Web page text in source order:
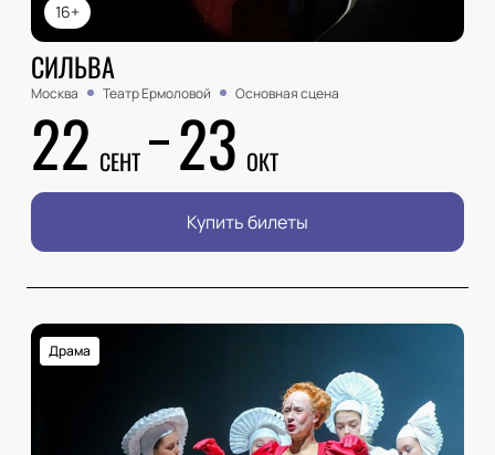
16+
СИЛЬВА
Москва Театр Ермоловой Основная сцена
22 СЕНТ 23 ОКТ
Купить билеты
Драма